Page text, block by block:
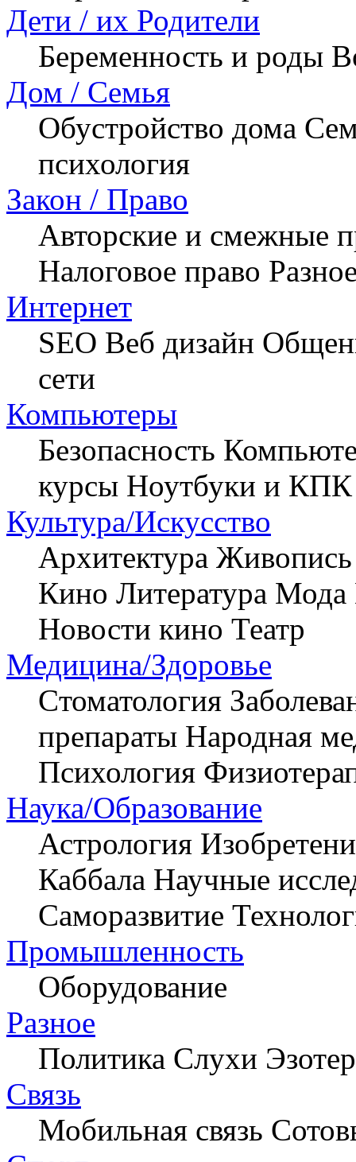
Дети / их Родители
Беременность и роды
Дом / Семья
Обустройство дома
психология
Закон / Право
Авторские и смежные
Налоговое право
Интернет
SEO Веб дизайн
сети
Компьютеры
Безопасность
курсы Ноутбуки и КПК
Культура/Искусство
Архитектура Живопись
Кино Литература Мода
Новости кино Театр
Медицина/Здоровье
Cтоматология
препараты Народная
Психология
Наука/Образование
Астрология
Каббала Научные
Саморазвитие
Промышленность
Оборудование
Разное
Политика Слухи
Связь
Мобильная связь